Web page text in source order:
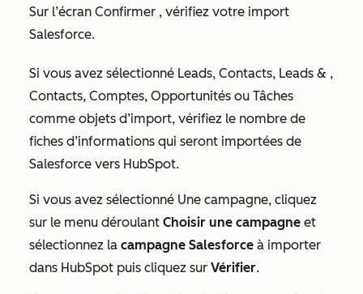
Sur l’écran Confirmer , vérifiez votre import
Salesforce.
Si vous avez sélectionné Leads, Contacts, Leads & ,
Contacts, Comptes, Opportunités ou Tâches
comme objets d’import, vérifiez le nombre de
fiches d’informations qui seront importées de
Salesforce vers HubSpot.
Si vous avez sélectionné Une campagne, cliquez
sur le menu déroulant Choisir une campagne et
sélectionnez la campagne Salesforce à importer
dans HubSpot puis cliquez sur Vérifier.